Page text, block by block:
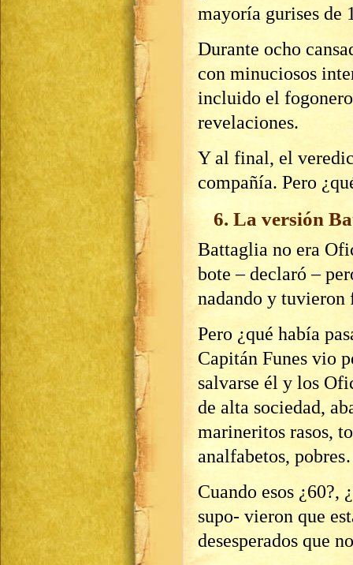
mayoría gurises de
Durante ocho
con minuciosos
incluido el
revelaciones.
Y al final, el
compañía. Pero
6. La versión
Battaglia no era
bote – declaró –
nadando y
Pero ¿qué había
Capitán Funes vio
salvarse él y los
de alta sociedad,
marineritos rasos,
analfabetos,
Cuando esos ¿60?,
supo- vieron que
desesperados que